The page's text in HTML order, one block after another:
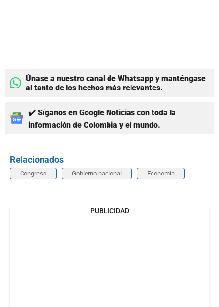
Únase a nuestro canal de Whatsapp y manténgase
al tanto de los hechos más relevantes.
✔️ Síganos en Google Noticias con toda la
información de Colombia y el mundo.
Relacionados
Congreso Gobierno nacional Economía
PUBLICIDAD